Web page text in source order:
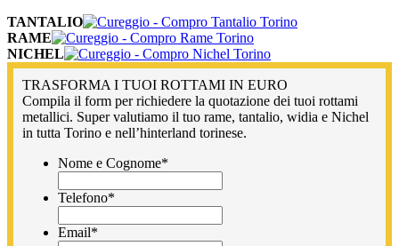
TANTALIO
RAME
NICHEL
TRASFORMA I TUOI ROTTAMI IN EURO
Compila il form per richiedere la quotazione dei tuoi rottami
metallici. Super valutiamo il tuo rame, tantalio, widia e Nichel
in tutta Torino e nell’hinterland torinese.
Nome e Cognome*
Telefono*
Email*